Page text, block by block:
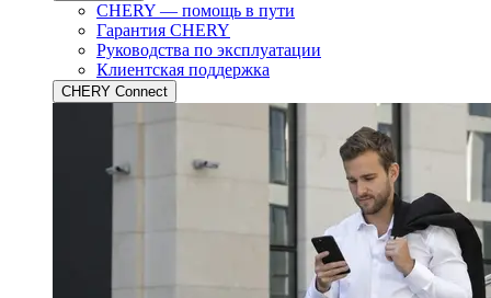
CHERY — помощь в пути
Гарантия CHERY
Руководства по эксплуатации
Клиентская поддержка
CHERY Connect